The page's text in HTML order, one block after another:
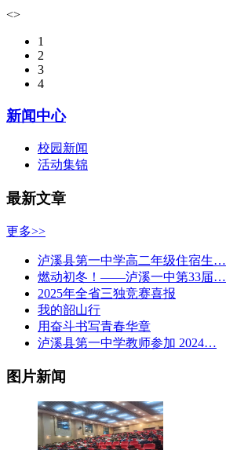
<>
1
2
3
4
新闻中心
校园新闻
活动集锦
最新文章
更多>>
泸溪县第一中学高二年级住宿生…
燃动初冬！——泸溪一中第33届…
2025年全省三独竞赛喜报
我的韶山行
用奋斗书写青春华章
泸溪县第一中学教师参加 2024…
图片新闻